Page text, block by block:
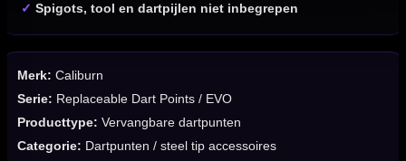
✓ Spigots, tool en dartpijlen niet inbegrepen
Merk: Caliburn
Serie: Replaceable Dart Points / EVO
Producttype: Vervangbare dartpunten
Categorie: Dartpunten / steel tip accessoires